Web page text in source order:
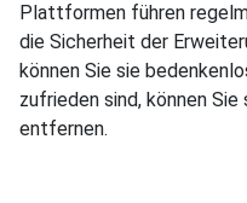
Plattformen führen
die Sicherheit der
können Sie sie
zufrieden sind, können
entfernen.